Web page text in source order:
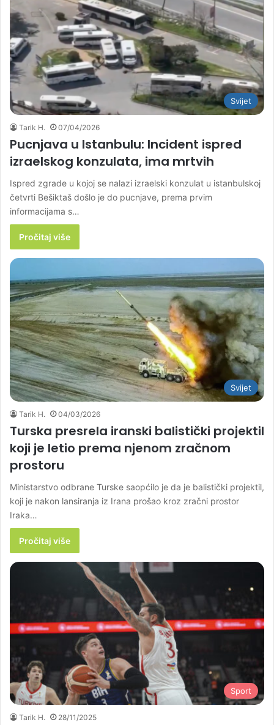
Svijet
Tarik H. 07/04/2026
Pucnjava u Istanbulu: Incident ispred
izraelskog konzulata, ima mrtvih
Ispred zgrade u kojoj se nalazi izraelski konzulat u istanbulskoj
četvrti Bešiktaš došlo je do pucnjave, prema prvim
informacijama s…
Pročitaj više
Svijet
Tarik H. 04/03/2026
Turska presrela iranski balistički projektil
koji je letio prema njenom zračnom
prostoru
Ministarstvo odbrane Turske saopćilo je da je balistički projektil,
koji je nakon lansiranja iz Irana prošao kroz zračni prostor
Iraka…
Pročitaj više
Sport
Tarik H. 28/11/2025